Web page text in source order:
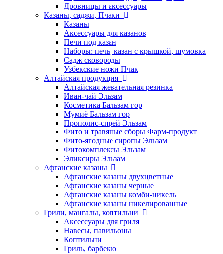
Дровницы и аксессуары
Казаны, саджи, Пчаки
Казаны
Аксессуары для казанов
Печи под казан
Наборы: печь, казан с крышкой, шумовка
Садж сковороды
Узбекские ножи Пчак
Алтайская продукция
Алтайская жевательная резинка
Иван-чай Эльзам
Косметика Бальзам гор
Мумиё Бальзам гор
Прополис-спрей Эльзам
Фито и травяные сборы Фарм-продукт
Фито-ягодные сиропы Эльзам
Фитокомплексы Эльзам
Эликсиры Эльзам
Афганские казаны
Афганские казаны двухцветные
Афганские казаны черные
Афганские казаны комби-никель
Афганские казаны никелированные
Грили, мангалы, коптильни
Аксессуары для гриля
Навесы, павильоны
Коптильни
Гриль, барбекю